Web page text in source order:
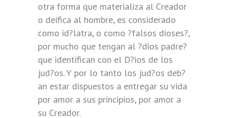
otra forma que materializa al Creador
o deifica al hombre, es considerado
como id?latra, o como ?falsos dioses?,
por mucho que tengan al ?dios padre?
que identifican con el D?ios de los
jud?os. Y por lo tanto los jud?os deb?
an estar dispuestos a entregar su vida
por amor a sus principios, por amor a
su Creador.